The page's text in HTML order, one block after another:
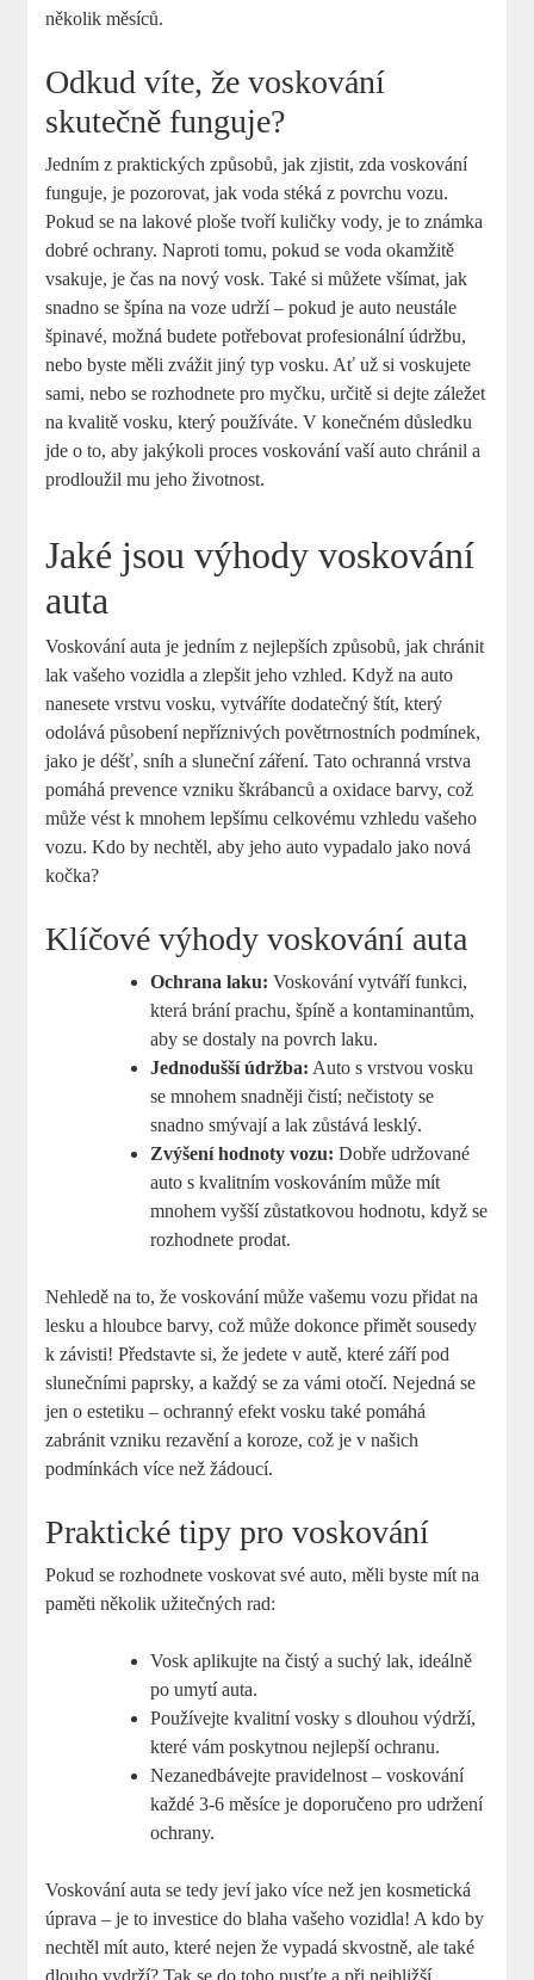
několik měsíců.
Odkud víte, že voskování
skutečně funguje?
Jedním z praktických způsobů, jak zjistit, zda voskování
funguje, je pozorovat, jak voda stéká z povrchu vozu.
Pokud se na lakové ploše tvoří kuličky vody, je to známka
dobré ochrany. Naproti tomu, pokud se voda okamžitě
vsakuje, je čas na nový vosk. Také si můžete všímat, jak
snadno se špína na voze udrží – pokud je auto neustále
špinavé, možná budete potřebovat profesionální údržbu,
nebo byste měli zvážit jiný typ vosku. Ať už si voskujete
sami, nebo se rozhodnete pro myčku, určitě si dejte záležet
na kvalitě vosku, který používáte. V konečném důsledku
jde o to, aby jakýkoli proces voskování vaší auto chránil a
prodloužil mu jeho životnost.
Jaké jsou výhody voskování
auta
Voskování auta je jedním z nejlepších způsobů, jak chránit
lak vašeho vozidla a zlepšit jeho vzhled. Když na auto
nanesete vrstvu vosku, vytváříte dodatečný štít, který
odolává působení nepříznivých povětrnostních podmínek,
jako je déšť, sníh a sluneční záření. Tato ochranná vrstva
pomáhá prevence vzniku škrábanců a oxidace barvy, což
může vést k mnohem lepšímu celkovému vzhledu vašeho
vozu. Kdo by nechtěl, aby jeho auto vypadalo jako nová
kočka?
Klíčové výhody voskování auta
Ochrana laku: Voskování vytváří funkci,
která brání prachu, špíně a kontaminantům,
aby se dostaly na povrch laku.
Jednodušší údržba: Auto s vrstvou vosku
se mnohem snadněji čistí; nečistoty se
snadno smývají a lak zůstává lesklý.
Zvýšení hodnoty vozu: Dobře udržované
auto s kvalitním voskováním může mít
mnohem vyšší zůstatkovou hodnotu, když se
rozhodnete prodat.
Nehledě na to, že voskování může vašemu vozu přidat na
lesku a hloubce barvy, což může dokonce přimět sousedy
k závisti! Představte si, že jedete v autě, které září pod
slunečními paprsky, a každý se za vámi otočí. Nejedná se
jen o estetiku – ochranný efekt vosku také pomáhá
zabránit vzniku rezavění a koroze, což je v našich
podmínkách více než žádoucí.
Praktické tipy pro voskování
Pokud se rozhodnete voskovat své auto, měli byste mít na
paměti několik užitečných rad:
Vosk aplikujte na čistý a suchý lak, ideálně
po umytí auta.
Používejte kvalitní vosky s dlouhou výdrží,
které vám poskytnou nejlepší ochranu.
Nezanedbávejte pravidelnost – voskování
každé 3-6 měsíce je doporučeno pro udržení
ochrany.
Voskování auta se tedy jeví jako více než jen kosmetická
úprava – je to investice do blaha vašeho vozidla! A kdo by
nechtěl mít auto, které nejen že vypadá skvostně, ale také